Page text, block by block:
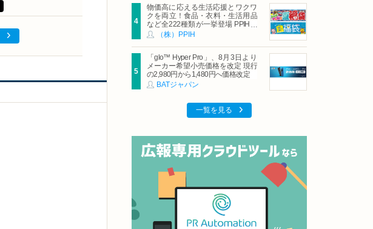
物価高に応える生活応援とワクワ
クを両立！食品・衣料・生活用品
など全222種類が一挙登場 PPIHグ
ループ「夏福袋」＆セール 8月6日
（株）PPIH
「glo™ Hyper Pro」、8月3日より
メーカー希望小売価格を改定 現行
の2,980円から1,480円へ価格改定
BATジャパン
一覧を見る